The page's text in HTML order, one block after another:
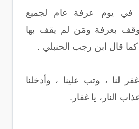
في يوم عرفة عام لجميع
بعرفة ومَن لم يقف بها
قال ابن رجب الحنبلي .
لنا ، وتب علينا ، وأدخلنا
النار، يا غفار.